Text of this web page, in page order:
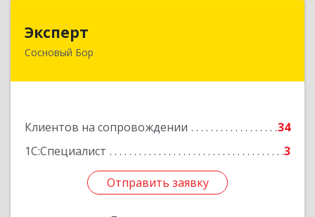
Эксперт
Сосновый Бор
Клиентов на сопровождении
34
1С:Специалист
3
Отправить заявку
188544, Ленинградская обл, Сосновый Бор г, 50
Отправить заявку